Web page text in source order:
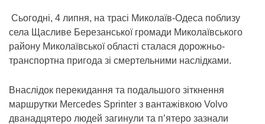
Сьогодні, 4 липня, на трасі Миколаїв-Одеса поблизу
села Щасливе Березанської громади Миколаївського
району Миколаївської області сталася дорожньо-
транспортна пригода зі смертельними наслідками.
Внаслідок перекидання та подальшого зіткнення
маршрутки Mercedes Sprinter з вантажівкою Volvo
дванадцятеро людей загинули та п’ятеро зазнали